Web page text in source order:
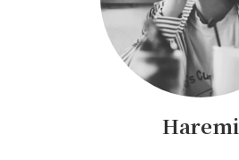
Haremi